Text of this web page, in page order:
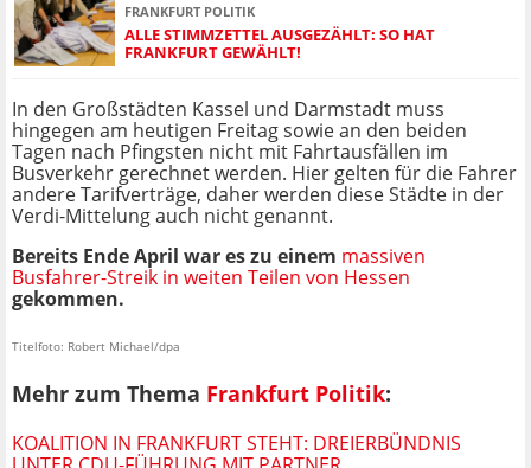
FRANKFURT POLITIK
ALLE STIMMZETTEL AUSGEZÄHLT: SO HAT
FRANKFURT GEWÄHLT!
In den Großstädten Kassel und Darmstadt muss
hingegen am heutigen Freitag sowie an den beiden
Tagen nach Pfingsten nicht mit Fahrtausfällen im
Busverkehr gerechnet werden. Hier gelten für die Fahrer
andere Tarifverträge, daher werden diese Städte in der
Verdi-Mittelung auch nicht genannt.
Bereits Ende April war es zu einem massiven
Busfahrer-Streik in weiten Teilen von Hessen
gekommen.
Titelfoto: Robert Michael/dpa
Mehr zum Thema Frankfurt Politik:
KOALITION IN FRANKFURT STEHT: DREIERBÜNDNIS